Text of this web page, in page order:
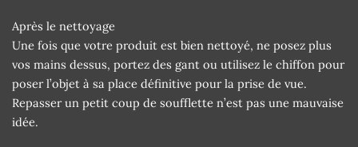
Après le nettoyage
Une fois que votre produit est bien nettoyé, ne posez plus
vos mains dessus, portez des gant ou utilisez le chiffon pour
poser l’objet à sa place définitive pour la prise de vue.
Repasser un petit coup de soufflette n’est pas une mauvaise
idée.